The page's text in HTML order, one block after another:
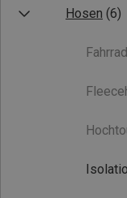
Hosen (6)